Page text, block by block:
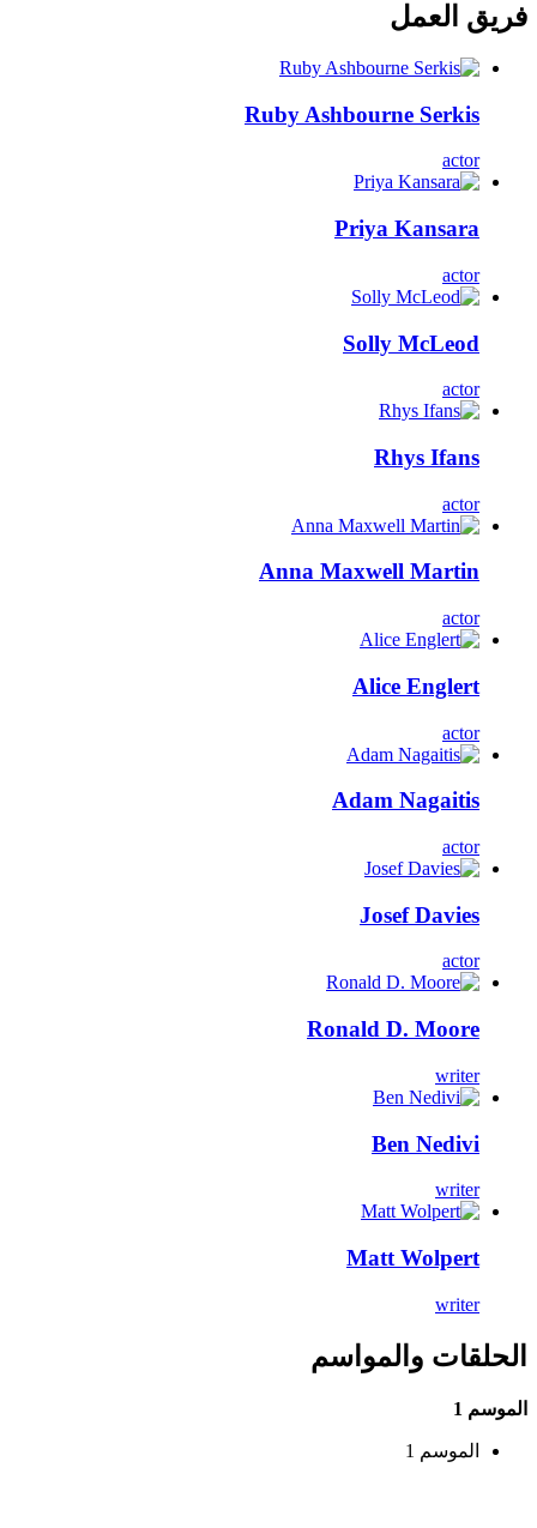
فريق العمل
Ruby Ashbourne Serkis
actor
Priya Kansara
actor
Solly McLeod
actor
Rhys Ifans
actor
Anna Maxwell Martin
actor
Alice Englert
actor
Adam Nagaitis
actor
Josef Davies
actor
Ronald D. Moore
writer
Ben Nedivi
writer
Matt Wolpert
writer
الحلقات والمواسم
الموسم 1
الموسم 1